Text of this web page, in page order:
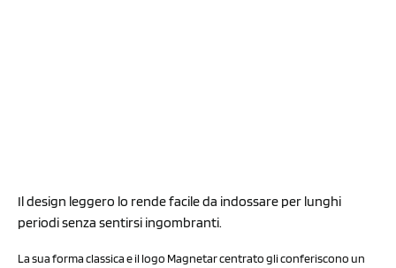
Il design leggero lo rende facile da indossare per lunghi
periodi senza sentirsi ingombranti.
La sua forma classica e il logo Magnetar centrato gli conferiscono un